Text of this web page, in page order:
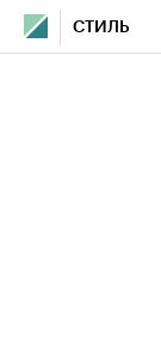
СТИЛЬ